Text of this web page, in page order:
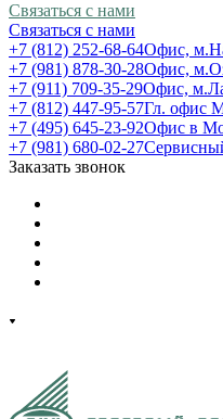
Связаться с нами
Связаться с нами
+7 (812) 252-68-64Офис,
+7 (981) 878-30-28Офис,
+7 (911) 709-35-29Офис,
+7 (812) 447-95-57Гл. офис
+7 (495) 645-23-92Офис в
+7 (981) 680-02-27
Заказать звонок